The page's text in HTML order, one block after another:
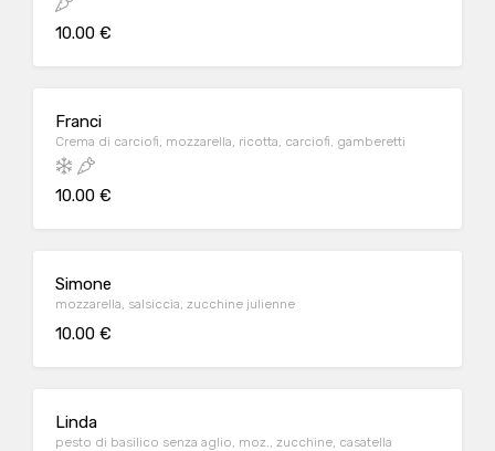
10.00 €
Franci
Crema di carciofi, mozzarella, ricotta, carciofi, gamberetti
10.00 €
Simone
mozzarella, salsiccia, zucchine julienne
10.00 €
Linda
pesto di basilico senza aglio, moz., zucchine, casatella